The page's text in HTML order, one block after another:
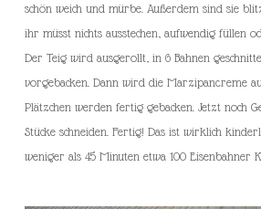
schön weich und mürbe. Außerdem sind sie
ihr müsst nichts ausstechen, aufwendig füllen
Der Teig wird ausgerollt, in 6 Bahnen
vorgebacken. Dann wird die Marzipancreme
Plätzchen werden fertig gebacken. Jetzt noch
Stücke schneiden. Fertig! Das ist wirklich
weniger als 45 Minuten etwa 100 Eisenbahner